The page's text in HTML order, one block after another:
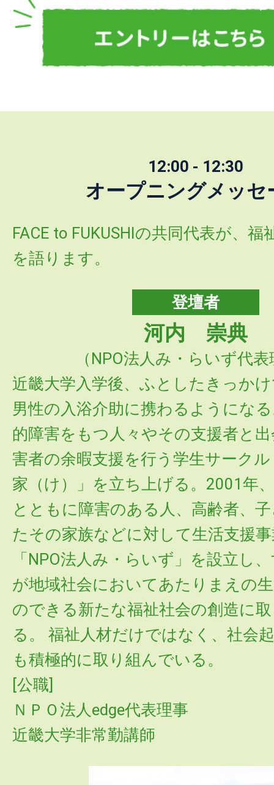
12:00 - 12:30
オープニングメッセ
FACE to FUKUSHIの共同代表が、
を語ります。
登壇者
河内 崇典
（NPO法人み・らいず代
近畿大学入学後、ふとしたきっか
男性の入浴介助に携わるようにな
的障害をもつ人々やその支援者と
害者の余暇支援を行う学生サーク
家（け）」を立ち上げる。2001年
とともに障害のある人、高齢者、
たその家族などに対して生活支援
「NPO法人み・らいず」を設立し
が地域社会においてあたりまえの
のできる新たな福祉社会の創造に
る。 福祉人材だけではなく、社会
も積極的に取り組んでいる。
[公職]
ＮＰＯ法人edge代表理事
近畿大学非常勤講師